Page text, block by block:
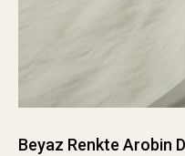
Beyaz Renkte Arobin